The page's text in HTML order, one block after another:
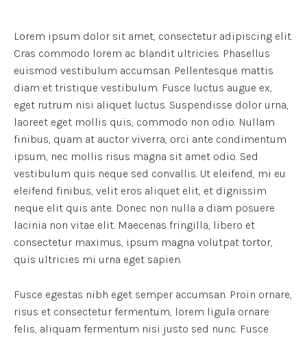
Lorem ipsum dolor sit amet, consectetur adipiscing elit.
Cras commodo lorem ac blandit ultricies. Phasellus
euismod vestibulum accumsan. Pellentesque mattis
diam et tristique vestibulum. Fusce luctus augue ex,
eget rutrum nisi aliquet luctus. Suspendisse dolor urna,
laoreet eget mollis quis, commodo non odio. Nullam
finibus, quam at auctor viverra, orci ante condimentum
ipsum, nec mollis risus magna sit amet odio. Sed
vestibulum quis neque sed convallis. Ut eleifend, mi eu
eleifend finibus, velit eros aliquet elit, et dignissim
neque elit quis ante. Donec non nulla a diam posuere
lacinia non vitae elit. Maecenas fringilla, libero et
consectetur maximus, ipsum magna volutpat tortor,
quis ultricies mi urna eget sapien.
Fusce egestas nibh eget semper accumsan. Proin ornare,
risus et consectetur fermentum, lorem ligula ornare
felis, aliquam fermentum nisi justo sed nunc. Fusce